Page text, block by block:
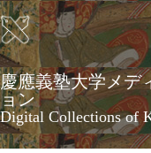
Skip
to
main
content
慶應義塾大学メデ
ョン
Digital Collections of